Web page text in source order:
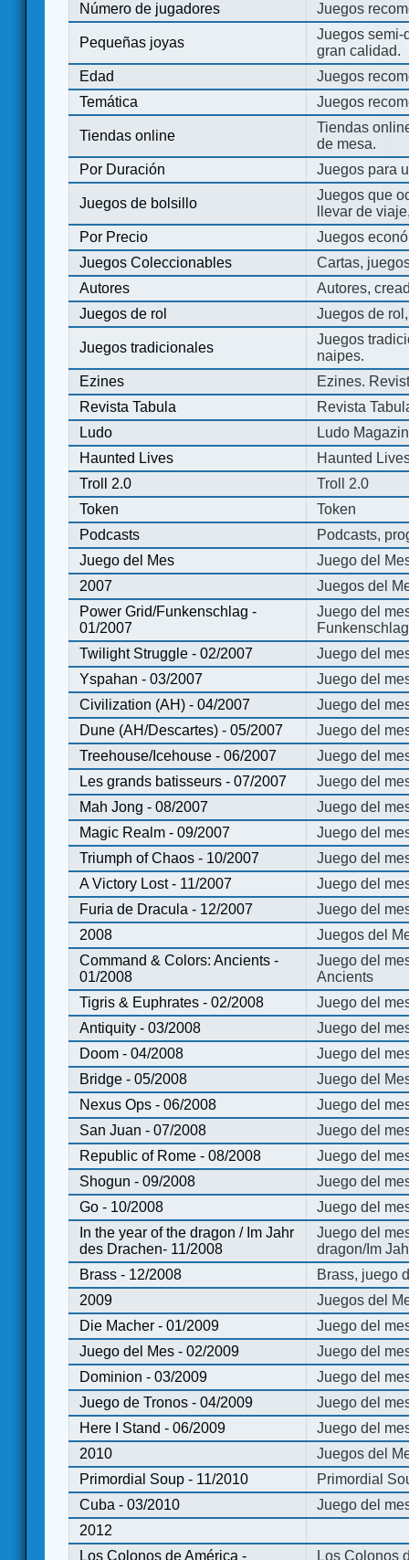
Número de jugadores
Juegos
Pequeñas joyas
Juegos semi-
gran calidad.
Edad
Juegos
Temática
Juegos
Tiendas online
Tiendas
de mesa.
Por Duración
Juegos para
Juegos de bolsillo
Juegos que
llevar de
Por Precio
Juegos
Juegos Coleccionables
Cartas,
Autores
Autores,
Juegos de rol
Juegos de
Juegos tradicionales
Juegos
naipes.
Ezines
Ezines.
Revista Tabula
Revista
Ludo
Ludo
Haunted Lives
Haunted
Troll 2.0
Troll 2.0
Token
Token
Podcasts
Podcasts,
Juego del Mes
Juego del
2007
Juegos del
Power Grid/Funkenschlag -
01/2007
Juego del
Twilight Struggle - 02/2007
Juego del
Yspahan - 03/2007
Juego del
Civilization (AH) - 04/2007
Juego del
Dune (AH/Descartes) - 05/2007
Juego del
Treehouse/Icehouse - 06/2007
Juego del
Les grands batisseurs - 07/2007
Juego del
Mah Jong - 08/2007
Juego del
Magic Realm - 09/2007
Juego del
Triumph of Chaos - 10/2007
Juego del
A Victory Lost - 11/2007
Juego del
Furia de Dracula - 12/2007
Juego del
2008
Juegos del
Command & Colors: Ancients -
01/2008
Juego del
Ancients
Tigris & Euphrates - 02/2008
Juego del
Antiquity - 03/2008
Juego del
Doom - 04/2008
Juego del
Bridge - 05/2008
Juego del
Nexus Ops - 06/2008
Juego del
San Juan - 07/2008
Juego del
Republic of Rome - 08/2008
Juego del
Shogun - 09/2008
Juego del
Go - 10/2008
Juego del
In the year of the dragon / Im Jahr
des Drachen- 11/2008
Juego del
dragon/Im
Brass - 12/2008
Brass, juego
2009
Juegos del
Die Macher - 01/2009
Juego del
Juego del Mes - 02/2009
Juego del
Dominion - 03/2009
Juego del
Juego de Tronos - 04/2009
Juego del
Here I Stand - 06/2009
Juego del
2010
Juegos del
Primordial Soup - 11/2010
Primordial
Cuba - 03/2010
Juego del
2012
Los Colonos de América -
Los Colonos